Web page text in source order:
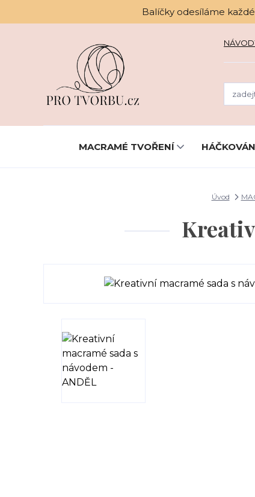
Balíčky odesíláme
MACRAMÉ TVOŘENÍ
Úvod